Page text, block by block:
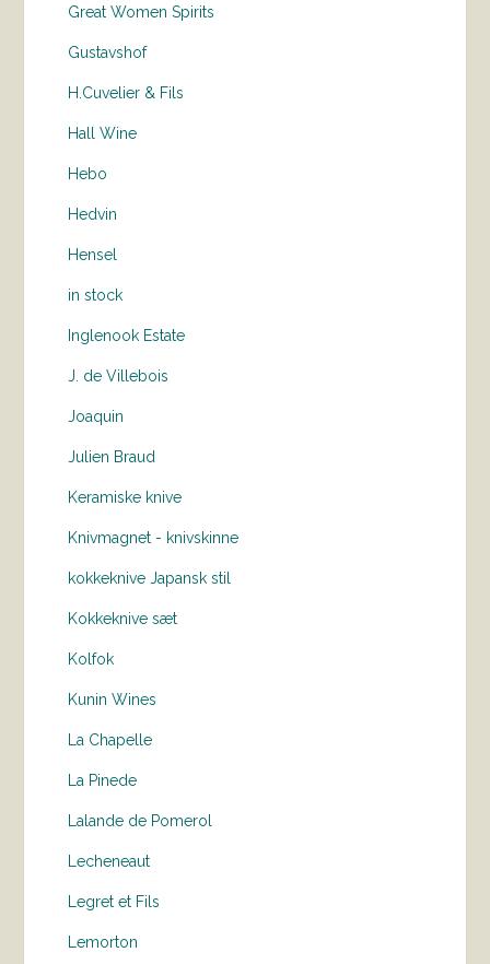
Great Women Spirits
Gustavshof
H.Cuvelier & Fils
Hall Wine
Hebo
Hedvin
Hensel
in stock
Inglenook Estate
J. de Villebois
Joaquin
Julien Braud
Keramiske knive
Knivmagnet - knivskinne
kokkeknive Japansk stil
Kokkeknive sæt
Kolfok
Kunin Wines
La Chapelle
La Pinede
Lalande de Pomerol
Lecheneaut
Legret et Fils
Lemorton